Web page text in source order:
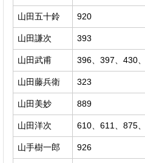
山田五十鈴 920
山田謙次 393
山田武甫 396、397、430
山田藤兵衛 323
山田美妙 889
山田洋次 610、611、875
山手樹一郎 926